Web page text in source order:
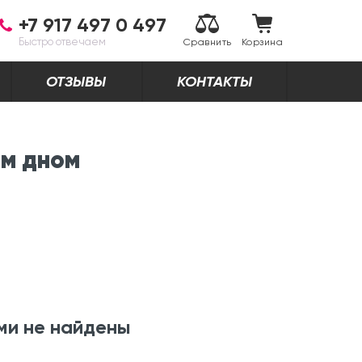
+7 917 497 0 497
Быстро отвечаем Сравнить Корзина
ОТЗЫВЫ КОНТАКТЫ
дном
не найдены